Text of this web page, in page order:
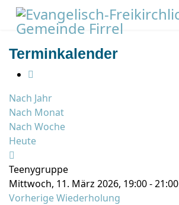
Terminkalender
Nach Jahr
Nach Monat
Nach Woche
Heute
Teenygruppe
Mittwoch, 11. März 2026, 19:00 - 21:00
Vorherige Wiederholung